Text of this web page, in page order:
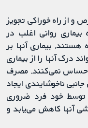
و از راه خوراکی تجویز
بیماری روانی اغلب در
بیماری آنها بر
درک آنها را از بیماری
احساس نمی‌کنند. مصرف
ناخوشایندی ایجاد
توسط خود فرد ضروری
آنها کاهش می‌یابد و